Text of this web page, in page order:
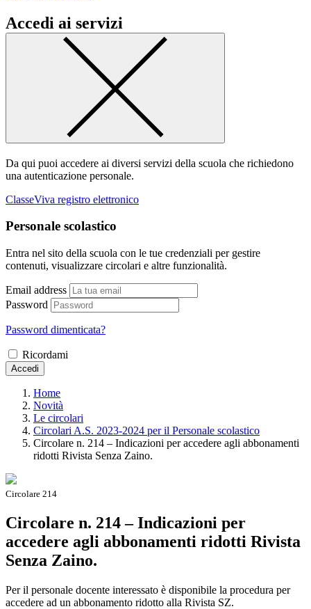
Accedi ai servizi
Da qui puoi accedere ai diversi servizi della scuola che richiedono
una autenticazione personale.
ClasseViva registro elettronico
Personale scolastico
Entra nel sito della scuola con le tue credenziali per gestire
contenuti, visualizzare circolari e altre funzionalità.
Email address
Password
Password dimenticata?
Ricordami
Accedi
Home
Novità
Le circolari
Circolari A.S. 2023-2024 per il Personale scolastico
Circolare n. 214 – Indicazioni per accedere agli abbonamenti
ridotti Rivista Senza Zaino.
Circolare 214
Circolare n. 214 – Indicazioni per
accedere agli abbonamenti ridotti Rivista
Senza Zaino.
Per il personale docente interessato è disponibile la procedura per
accedere ad un abbonamento ridotto alla Rivista SZ.